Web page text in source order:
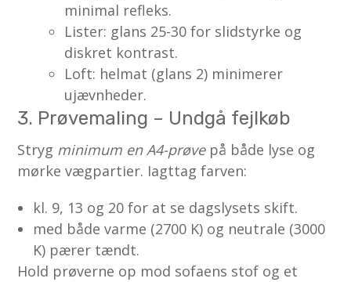
minimal refleks.
Lister: glans 25-30 for slidstyrke og
diskret kontrast.
Loft: helmat (glans 2) minimerer
ujævnheder.
3. Prøvemaling – Undgå fejlkøb
Stryg minimum en A4-prøvepå både lyse og
mørke vægpartier. Iagttag farven:
kl. 9, 13 og 20 for at se dagslysets skift.
med både varme (2700 K) og neutrale (3000
K) pærer tændt.
Hold prøverne op mod sofaens stof og et